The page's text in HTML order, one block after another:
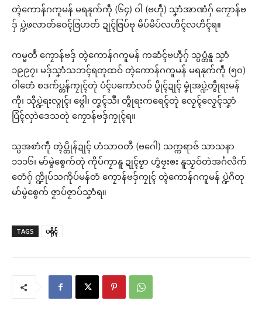
တ္ၚဲကောန်ဂကူမန် မရနုက်ကဵု (၆၄) ဝါ (ဗဟဵု) သၞာံအာဏံဂှ် ကၠောန်ဗ
ဒှ် ပ္ဍဲဖလာတ်ဝေၚ်ဇြဟတ် ဍုၚ်ဇြပ်ဗု မိပ်မိပ်လဟိၚ်လဟိၚ်ရ။
ကမ္မတဳ ကၠောန်ဗဒှ် တ္ၚဲကောန်ဂကူမန် ကဆံၚ်ဗဟဵုဂှ် သ္ပပ္တံနူ သၞာံ
၁၉၉၇၊ မဒှ်သၞာံသဘၚ်ရတုထဝ် တ္ၚဲကောန်ဂကူမန် မရနုက်ကဵု (၅၀)
ဝါတေံ စဒက်ပ္တန်ကၠုၚ်တုဲ ပံၚ်ပကောံလဝ် ပွိုၚ်ဍုၚ် မၞုံအပ္ဍဲတွဵုရးမန်
ကီု၊ သီုပ္ဍဲရးလ္ဂုၚ်၊ ဗ္ဂေါ၊ တၞၚ်သဳ၊ တွဵုရးကရေၚ်တုဲ လၟေၚ်လၟေၚ်သၞာံ
ပြံၚ်လှာဲဒေသတုဲ ကၠောန်ဗဒှ်ကၠုၚ်ရ။
သ္ပအစာံကဵု တ္ၚဲပ္တိုန်ဍုၚ် ဟံသာဝတဳ (ဗဂေါ) သက္ကရာဇ် သာသနာ
၁၁၁၆၊ မာ်မွဲစွေက်တုဲ ကိုပ်ကၠာနူ ဍုၚ်ဗၟာ ဟွံဗၠးၜး နူသၟဝ်တဲအၚ်္ဂလိက်
တေံဂှ် က္ဍိုပ်သကိုပ်မန်တံ ကၠောန်ဗဒှ်ကၠုၚ် တ္ၚဲကောန်ဂကူမန် ပ္ဍဲဂိတု
မာ်မွဲစွေက် ဇၟာပ်ဇၟာပ်သၞာံရ။
TAGS ပရိုၚ်